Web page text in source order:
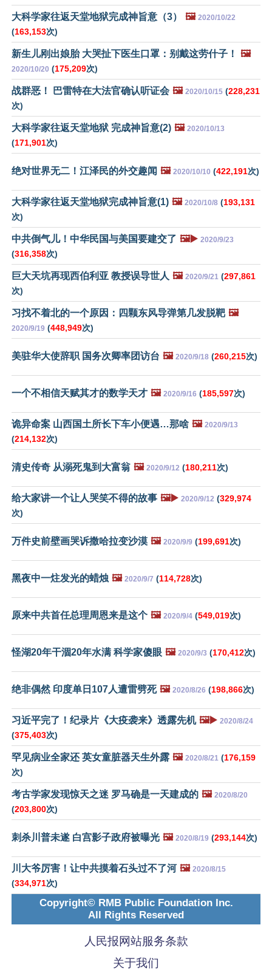
大科学家往返天堂地狱完成神旨意（3） 🖼️ 2020/10/22
(163,153次)
新生儿刚出娘胎 大哭扯下医生口罩：别戴这劳什子！ 🖼️
2020/10/20 (175,209次)
战群恶！ 巴雷特在大法官确认听证会 🖼️ 2020/10/15 (228,231
次)
大科学家往返天堂地狱 完成神旨意(2) 🖼️ 2020/10/13
(171,901次)
绝对世界无二！江泽民的外交趣闻 🖼️ 2020/10/10 (422,191次)
大科学家往返天堂地狱完成神旨意(1) 🖼️ 2020/10/8 (193,131
次)
中共倒气儿！中华民国与美国要建交了 🖼️▶️ 2020/9/23
(316,358次)
巨大天坑再现西伯利亚 教授误导世人 🖼️ 2020/9/21 (297,861
次)
习找不着北的一个原因：四颗东风导弹第几发脱靶 🖼️
2020/9/19 (448,949次)
美驻华大使辞职 国务次卿率团访台 🖼️ 2020/9/18 (260,215次)
一个不相信天赋其才的数学天才 🖼️ 2020/9/16 (185,597次)
诡异命案 山西国土所长下车小便遇…那啥 🖼️ 2020/9/13
(214,132次)
清史传奇 从溺死鬼到大富翁 🖼️ 2020/9/12 (180,211次)
给大家讲一个让人哭笑不得的故事 🖼️▶️ 2020/9/12 (329,974
次)
万件史前壁画哭诉撒哈拉变沙漠 🖼️ 2020/9/9 (199,691次)
黑夜中一炷发光的蜡烛 🖼️ 2020/9/7 (114,728次)
原来中共首任总理周恩来是这个 🖼️ 2020/9/4 (549,019次)
怪湖20年干涸20年水满 科学家傻眼 🖼️ 2020/9/3 (170,412次)
绝非偶然 印度单日107人遭雷劈死 🖼️ 2020/8/26 (198,866次)
习近平完了！纪录片《大疫袭来》透露先机 🖼️▶️ 2020/8/24
(375,403次)
罕见病业全家还 英女童脏器天生外露 🖼️ 2020/8/21 (176,159
次)
考古学家发现惊天之迷 罗马确是一天建成的 🖼️ 2020/8/20
(203,800次)
刺杀川普未遂 白宫影子政府被曝光 🖼️ 2020/8/19 (293,144次)
川大爷厉害！让中共摸着石头过不了河 🖼️ 2020/8/15
(334,971次)
Copyright© RMB Public Foundation Inc.
All Rights Reserved
人民报网站服务条款
关于我们